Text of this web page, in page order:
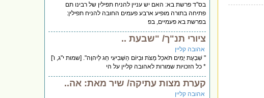
בס''ד פרשת בא: האם יש עניין להניח תפילין של רבינו תם
פתיחה בתורה מופיע ארבע פעמים החובה להניח תפילין:
בפרשת בא פעמיים, בפ
ציורי תנ"ך/ "שבעת ..
אהובה קליין
" שִׁבְעַת יָמִים תֹּאכַל מַצֹּת וּבַיּוֹם הַשְּׁבִיעִי חַג לַיהוָה". [שמות י"ג, ו']
* כל הזכויות שמורות לאהובה קליין על הי
קערת מצות עתיקה/ שיר מאת: אה..
אהובה קליין